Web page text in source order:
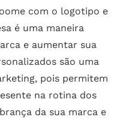
com o logotipo e
é uma maneira
e aumentar sua
são uma
pois permitem
na rotina dos
da sua marca e